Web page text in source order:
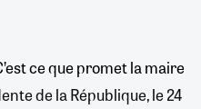
ce que promet la maire
de la République, le 24